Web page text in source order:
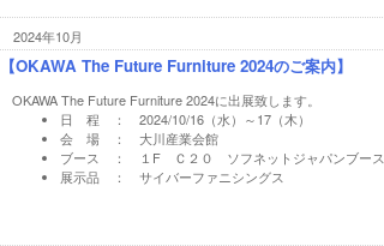
2024年10月
【OKAWA The Future Furniture 2024のご案内】
OKAWA The Future Furniture 2024に出展致します。
日 程 ： 2024/10/16（水）～17（木）
会 場 ： 大川産業会館
ブース ： １F Ｃ２０ ソフネットジャパンブース
展示品 ： サイバーファニシングス